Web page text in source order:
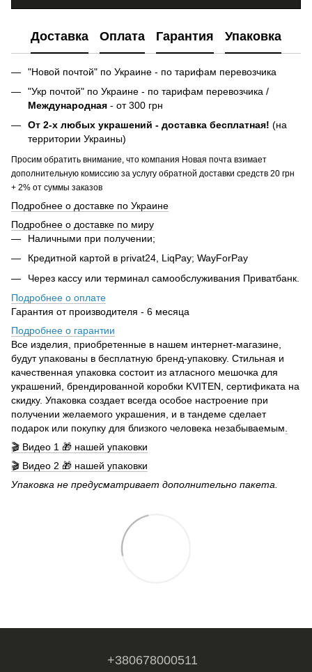
Доставка Оплата Гарантия Упаковка
"Новой почтой" по Украине - по тарифам перевозчика
"Укр почтой" по Украине - по тарифам перевозчика /
Международная - от 300 грн
От 2-х любых украшений - доставка бесплатная! (на
территории Украины)
Просим обратить внимание, что компания Новая почта взимает
дополнительную комиссию за услугу обратной доставки средств 20 грн
+ 2% от суммы заказов
Подробнее о доставке по Украине
Подробнее о доставке по миру
Наличными при получении;
Кредитной картой в privat24, LiqPay; WayForPay
Через кассу или терминал самообслуживания Приватбанк.
Подробнее о оплате
Гарантия от производителя - 6 месяца
Подробнее о гарантии
Все изделия, приобретенные в нашем интернет-магазине,
будут упакованы в бесплатную бренд-упаковку. Стильная и
качественная упаковка состоит из атласного мешочка для
украшений, брендированной коробки KVITEN, сертификата на
скидку. Упаковка создает всегда особое настроение при
получении желаемого украшения, и в тандеме сделает
подарок или покупку для близкого человека незабываемым
🎬 Видео 1 🎁 нашей упаковки
🎬 Видео 2 🎁 нашей упаковки
Упаковка не предусматривает дополнительно пакета.
+380678000511